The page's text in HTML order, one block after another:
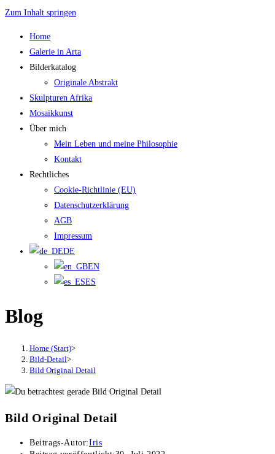
Zum Inhalt springen
Home
Galerie in Arta
Bilderkatalog
Originale Abstrakt
Skulpturen Afrika
Mosaikkunst
Über mich
Mein Leben und meine Philosophie
Kontakt
Rechtliches
Cookie-Richtlinie (EU)
Datenschutzerklärung
AGB
Impressum
DE
EN
ES
Blog
Home (Start)>
Bild-Detail>
Bild Original Detail
Bild Original Detail
Beitrags-Autor:Iris